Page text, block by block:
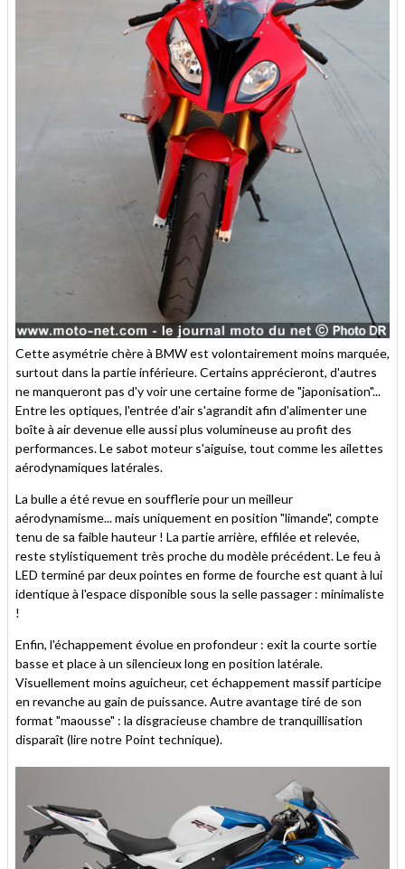
Cette asymétrie chère à BMW est volontairement moins marquée,
surtout dans la partie inférieure. Certains apprécieront, d'autres
ne manqueront pas d'y voir une certaine forme de "japonisation"...
Entre les optiques, l'entrée d'air s'agrandit afin d'alimenter une
boîte à air devenue elle aussi plus volumineuse au profit des
performances. Le sabot moteur s'aiguise, tout comme les ailettes
aérodynamiques latérales.
La bulle a été revue en soufflerie pour un meilleur
aérodynamisme... mais uniquement en position "limande", compte
tenu de sa faible hauteur ! La partie arrière, effilée et relevée,
reste stylistiquement très proche du modèle précédent. Le feu à
LED terminé par deux pointes en forme de fourche est quant à lui
identique à l'espace disponible sous la selle passager : minimaliste
!
Enfin, l'échappement évolue en profondeur : exit la courte sortie
basse et place à un silencieux long en position latérale.
Visuellement moins aguicheur, cet échappement massif participe
en revanche au gain de puissance. Autre avantage tiré de son
format "maousse" : la disgracieuse chambre de tranquillisation
disparaît (lire notre Point technique).